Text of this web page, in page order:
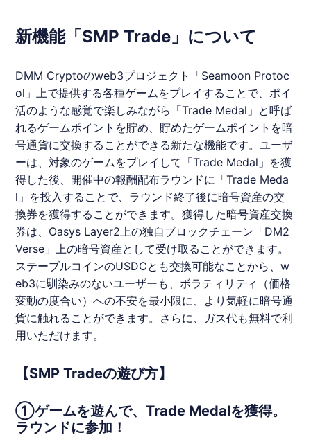
新機能「SMP Trade」について
DMM Cryptoのweb3プロジェクト「Seamoon Protoc
ol」上で提供する各種ゲームをプレイすることで、 ポイ
活のような感覚で楽しみながら「Trade Medal」と呼ば
れるゲームポイントを貯め、貯めたゲームポイントを暗
号通貨に交換することができる新たな機能です。ユーザ
ーは、対象のゲームをプレイして「Trade Medal」を獲
得した後、開催中の報酬配布ラウンドに「Trade Meda
l」を投入することで、ラウンド終了後に暗号資産の交
換券を獲得することができます。獲得した暗号資産交換
券は、Oasys Layer2上の独自ブロックチェーン「DM2
Verse」上の暗号資産として受け取ることができます。
ステーブルコインのUSDCとも交換可能なことから、w
eb3に馴染みのないユーザーも、ボラティリティ（価格
変動の度合い）への不安を最小限に、より気軽に暗号通
貨に触れることができます。さらに、ガス代も無料で利
用いただけます。
【SMP Tradeの遊び方】
①ゲームを遊んで、Trade Medalを獲得。
ラウンドに参加！